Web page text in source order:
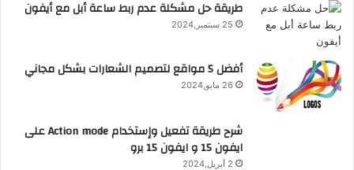
طريقة حل مشكلة عدم ربط ساعة أبل مع أيفون
25 سبتمبر,2024
أفضل 5 مواقع لتصميم الشعارات بشكل مجاني
26 مايو,2024
شرح طريقة تفعيل وإستخدام Action mode على
ايفون 15 و ايفون 15 برو
2 أبريل,2024